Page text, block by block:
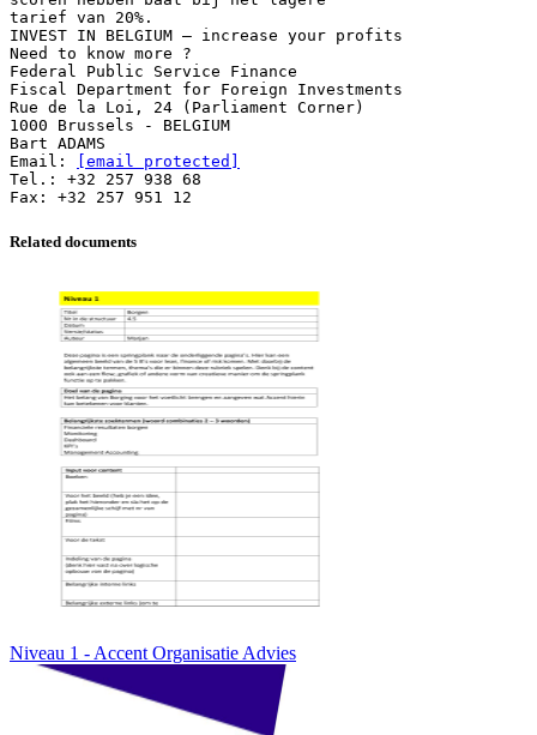
tarief van 20%.
INVEST IN BELGIUM – increase your profits
Need to know more ?
Federal Public Service Finance
Fiscal Department for Foreign Investments
Rue de la Loi, 24 (Parliament Corner)
1000 Brussels - BELGIUM
Bart ADAMS
Email:
[email protected]
Tel.: +32 257 938 68
Related documents
Niveau 1 - Accent Organisatie Advies